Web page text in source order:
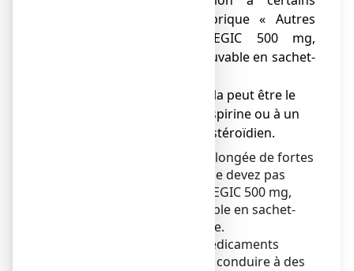
médicaments (voir rubrique « Autres
médicaments et ASPEGIC 500 mg,
poudre pour solution buvable en sachet-
● une crise d’asthme. Cela peut être le
signe d’une allergie à l’aspirine ou à un
anti-inflammatoire non stéroïdien.
En cas d’administration prolongée de fortes
doses d’antalgiques, vous ne devez pas
augmenter les doses d’ASPEGIC 500 mg,
poudre pour solution buvable en sachet-
dose en cas de maux de tête.
L’utilisation régulière de médicaments
soulageant la douleur peut conduire à des